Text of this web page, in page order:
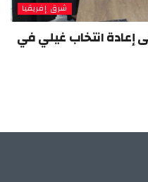
شرق إفريقيا
انتخاب غيلي في